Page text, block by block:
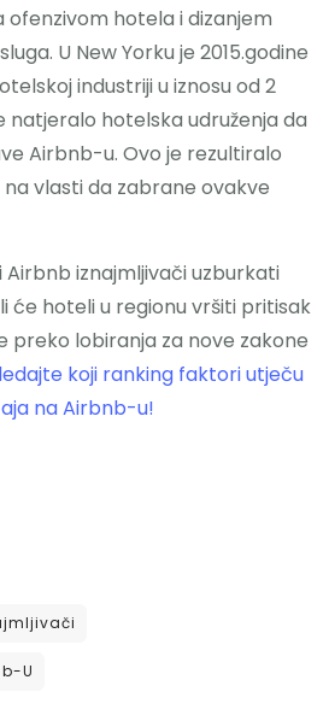
ofenzivom hotela i dizanjem
U New Yorku je 2015.godine
industriji u iznosu od 2
natjeralo hotelska udruženja da
Airbnb-u. Ovo je rezultiralo
vlasti da zabrane ovakve
Airbnb iznajmljivači uzburkati
će hoteli u regionu vršiti pritisak
preko lobiranja za nove zakone
koji ranking faktori utječu
na Airbnb-u!
U